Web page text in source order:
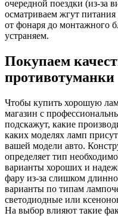
очередной поездки (из-за
осматриваем жгут
от фонаря до монтажного
устраняем.
Покупаем
противотуманки
Чтобы купить хорошую
магазин с
подскажут, какие
каких моделях ламп
вашей модели авто.
определяет тип
варианты хороших и
фару из-за слишком
варианты по типам
светодиодные или
На выбор влияют такие